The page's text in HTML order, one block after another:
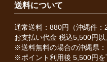
送料について
通常送料：880円（沖縄件：
お支払い代金 税込5,500円
※送料無料の場合の沖縄県
※ポイント利用後 5,500円